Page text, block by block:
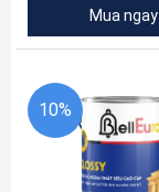
Mua ngay
10%